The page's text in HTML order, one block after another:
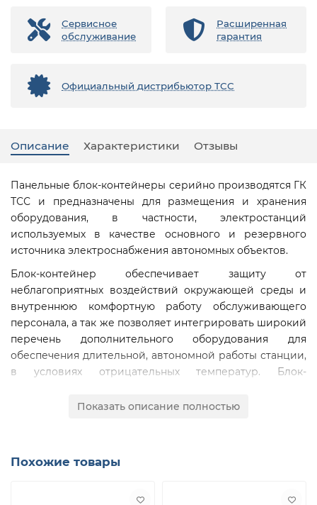
Сервисное
обслуживание
Расширенная
гарантия
Официальный дистрибьютор ТСС
Описание Характеристики Отзывы
Панельные блок-контейнеры серийно производятся ГК
ТСС и предназначены для размещения и хранения
оборудования, в частности, электростанций
используемых в качестве основного и резервного
источника электроснабжения автономных объектов.
Блок-контейнер обеспечивает защиту от
неблагоприятных воздействий окружающей среды и
внутреннюю комфортную работу обслуживающего
персонала, а так же позволяет интегрировать широкий
перечень дополнительного оборудования для
обеспечения длительной, автономной работы станции,
в условиях отрицательных температур. Блок-
использования в диапазоне температур от -40С° до
серии ПБК только габаритами.
Показать описание полностью
Похожие товары